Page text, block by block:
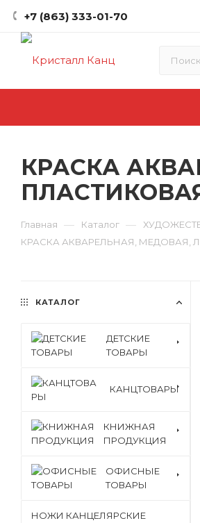
+7 (863) 333-01-70
КРАСКА
Главная — Каталог —
КРАСКА АКВАРЕЛЬНАЯ, МЕДОВАЯ,
КАТАЛОГ
ДЕТСКИЕ
ТОВАРЫ
КАНЦТОВАРЫ
КНИЖНАЯ
ПРОДУКЦИЯ
ОФИСНЫЕ
ТОВАРЫ
НОЖИ КАНЦЕЛЯРСКИЕ